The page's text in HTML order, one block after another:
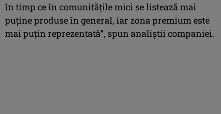
în timp ce în comunitățile mici se listează mai
puține produse în general, iar zona premium este
mai puțin reprezentată”, spun analiștii companiei.